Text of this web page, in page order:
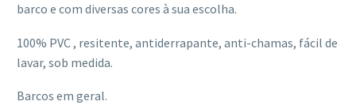
barco e com diversas cores à sua escolha.
100% PVC , resitente, antiderrapante, anti-chamas, fácil de
lavar, sob medida.
Barcos em geral.